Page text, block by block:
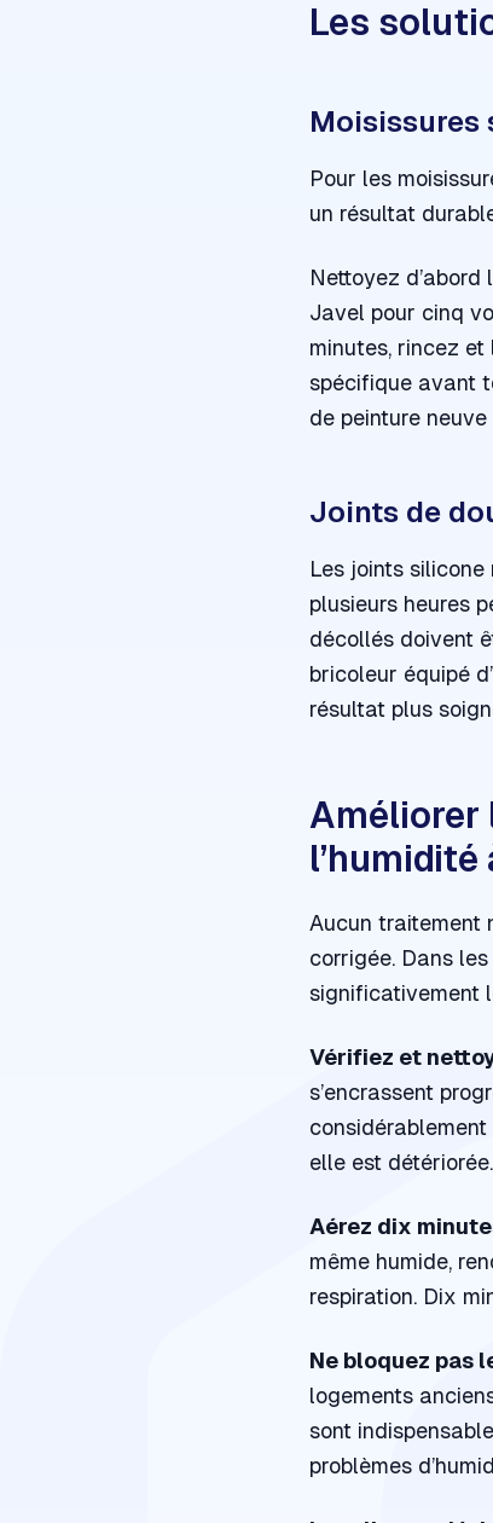
Les
Moisissures
Pour les
un résultat
Nettoyez
Javel pour cinq
minutes, rincez
spécifique avant
de peinture
Joints de
Les joints
plusieurs heures
décollés doivent
bricoleur équipé
résultat plus
Améliorer
l’humidité
Aucun traitement
corrigée. Dans
significativement
Vérifiez et
s’encrassent
elle est détériorée.
Aérez dix
même humide,
respiration. Dix
Ne bloquez pas
logements
sont
problèmes